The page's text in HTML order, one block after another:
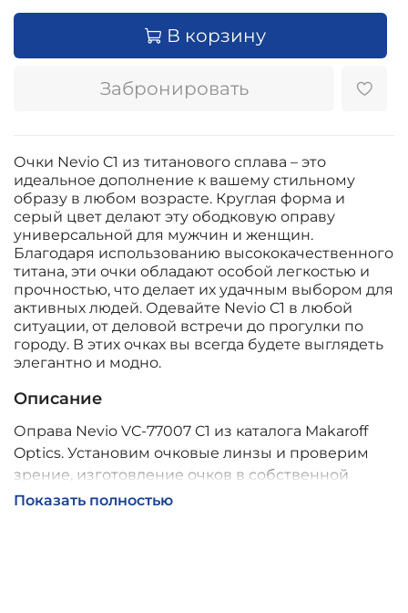
В корзину
Забронировать
Очки Nevio C1 из титанового сплава – это
идеальное дополнение к вашему стильному
образу в любом возрасте. Круглая форма и
серый цвет делают эту ободковую оправу
универсальной для мужчин и женщин.
Благодаря использованию высококачественного
титана, эти очки обладают особой легкостью и
прочностью, что делает их удачным выбором для
активных людей. Одевайте Nevio C1 в любой
ситуации, от деловой встречи до прогулки по
городу. В этих очках вы всегда будете выглядеть
элегантно и модно.
Описание
Оправа Nevio VC-77007 C1 из каталога Makaroff
Optics. Установим очковые линзы и проверим
зрение, изготовление очков в собственной
мастерской, обычно 2–5 дней, индивидуальные
Показать полностью